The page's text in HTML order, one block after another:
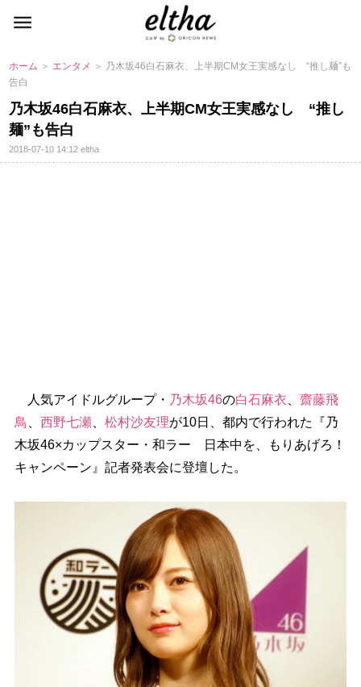
ホーム ＞ エンタメ ＞ 乃木坂46白石麻衣、上半期CM女王実感なし “推し麺”も
告白
乃木坂46白石麻衣、上半期CM女王実感なし “推し
麺”も告白
2018-07-10 14:12eltha
人気アイドルグループ・ 乃木坂46の白石麻衣
齋藤飛
鳥
西野七瀬、 松村沙友理が10日、都内で行われた『乃
木坂46×カップスター・和ラー 日本中を、もりあげろ！
キャンペーン』記者発表会に登壇した。